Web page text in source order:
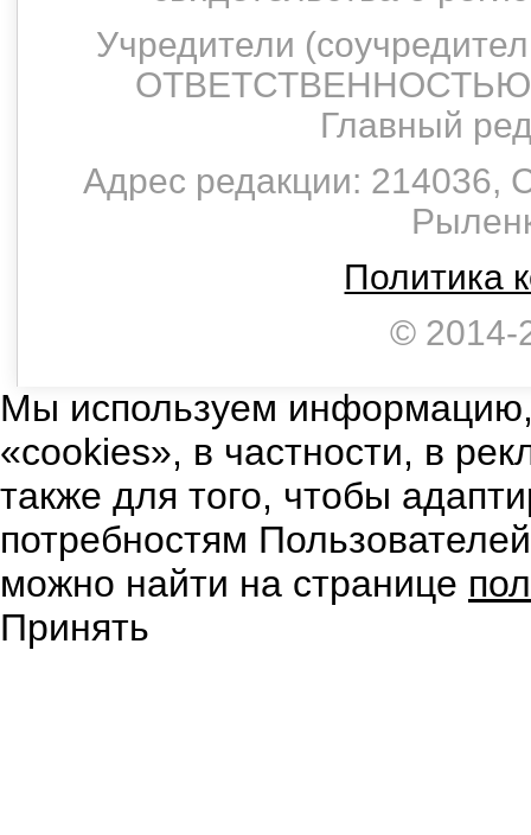
Учредители
Главный
Адрес редакции: 214036,
Политика
© 2014-
Мы используем
«cookies», в частности, в
также для того, чтобы
потребностям
можно найти на странице
Принять